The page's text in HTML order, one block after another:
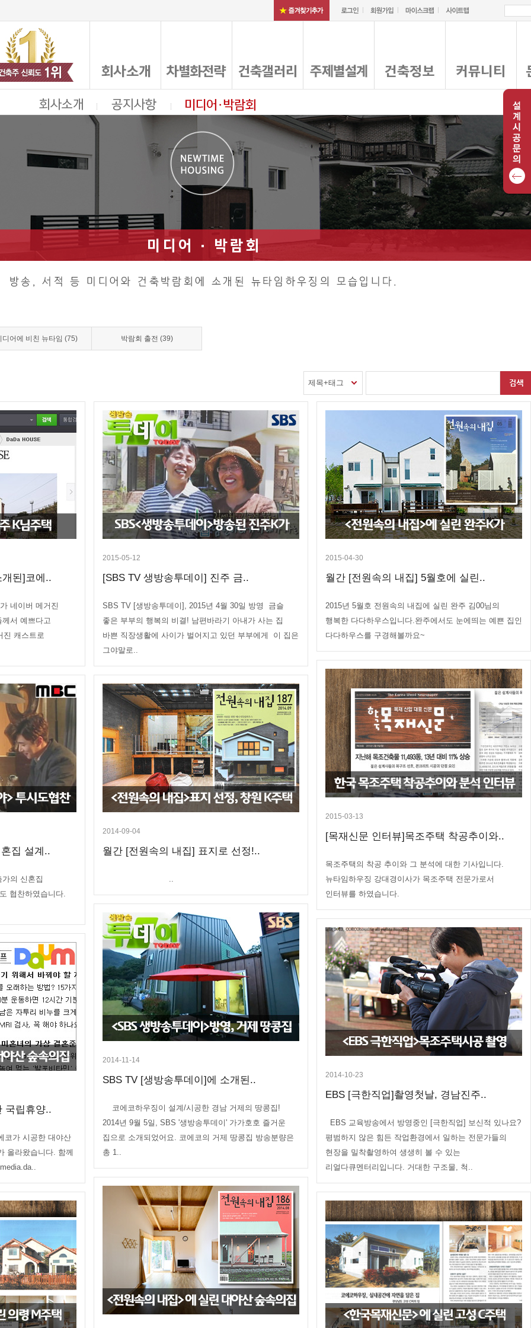
디어에 비친 뉴타임 (75) 박람회 출전 (39)
제목+태그
된]코에..
네이버 메거진
서 예쁘다고
캐스트로
2015-05-12
[SBS TV 생방송투데이] 진주 금..
SBS TV [생방송투데이], 2015년 4월 30일 방영 금슬
좋은 부부의 행복의 비결! 남편바라기 아내가 사는 집
바쁜 직장생활에 사이가 벌어지고 있던 부부에게 이 집은
그야말로..
2015-04-30
월간 [전원속의 내집] 5월호에 실린..
2015년 5월호 전원속의 내집에 실린 완주 김00님의
행복한 다다하우스입니다.완주에서도 눈에띄는 예쁜 집인
다다하우스를 구경해볼까요~
2015-03-13
[목재신문 인터뷰]목조주택 착공추이와..
목조주택의 착공 추이와 그 분석에 대한 기사입니다.
뉴타임하우징 강대경이사가 목조주택 전문가로서
인터뷰를 하였습니다.
집 설계..
의 신혼집
협찬하였습니다.
2014-09-04
월간 [전원속의 내집] 표지로 선정!..
..
2014-11-14
SBS TV [생방송투데이]에 소개된..
코에코하우징이 설계/시공한 경남 거제의 땅콩집!
2014년 9월 5일, SBS '생방송투데이' 가가호호 즐거운
집으로 소개되었어요. 코에코의 거제 땅콩집 방송분량은
총 1..
2014-10-23
EBS [극한직업]촬영첫날, 경남진주..
EBS 교육방송에서 방영중인 [극한직업] 보신적 있나요?
평범하지 않은 힘든 작업환경에서 일하는 전문가들의
현장을 밀착촬영하여 생생히 볼 수 있는
리얼다큐멘터리입니다. 거대한 구조물, 척..
국립휴양..
코가 시공한 대야산
올라왔습니다. 함께